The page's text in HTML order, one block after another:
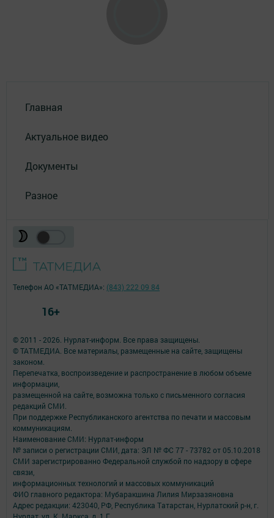
Главная
Актуальное видео
Документы
Разное
© 2011 - 2026. Нурлат-⁠информ. Все права защищены.
© ТАТМЕДИА. Все материалы, размещенные на сайте, защищены
законом.
Перепечатка, воспроизведение и распространение в любом объеме
информации,
размещенной на сайте, возможна только с письменного согласия
редакций СМИ.
При поддержке Республиканского агентства по печати и массовым
коммуникациям.
Наименование СМИ: Нурлат-⁠информ
№ записи о регистрации СМИ, дата: ЭЛ № ФС 77 -⁠ 73782 от 05.10.2018
СМИ зарегистрированно Федеральной службой по надзору в сфере
связи,
информационных технологий и массовых коммуникаций
ФИО главного редактора: Мубаракшина Лилия Мирзазяновна
Адрес редакции: 423040, РФ, Республика Татарстан, Нурлатский р-н, г.
Телефон АО «ТАТМЕДИА»: (843) 222 09 84
16+